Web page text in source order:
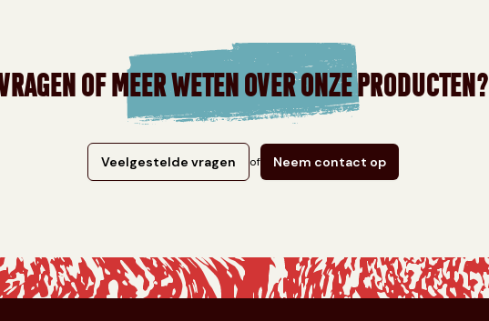
OF MEER WETEN OVER ONZE PRODUCTEN?
Veelgestelde vragen of Neem contact op